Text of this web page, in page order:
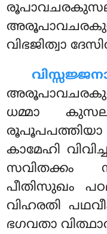
വിഭജിത്വാ
ധമ്മാ
രൂപൂപപത്തിയാ
കാമേഹി
സവിതക്കം
പീതിസുഖം
വിഹരതി
ഭഗവതാ